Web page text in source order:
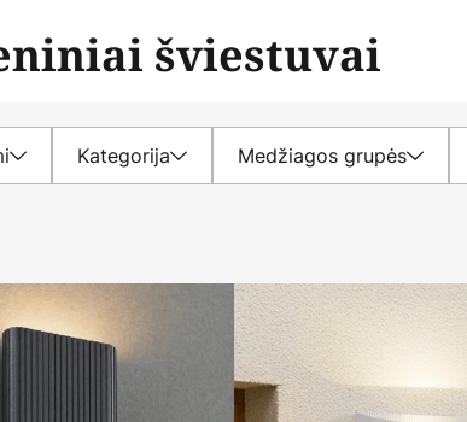
šviestuvai
Kategorija Medžiagos grupės